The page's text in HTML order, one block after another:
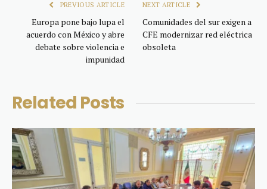
PREVIOUS ARTICLE
Europa pone bajo lupa el
acuerdo con México y abre
debate sobre violencia e
impunidad
NEXT ARTICLE
Comunidades del sur exigen a
CFE modernizar red eléctrica
obsoleta
Related Posts